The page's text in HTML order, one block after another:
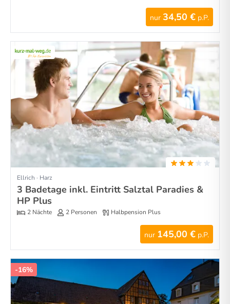
nur 34,50 € p.P.
Ellrich · Harz
3 Badetage inkl. Eintritt Salztal Paradies &
HP Plus
2 Nächte 2 Personen Halbpension Plus
nur 145,00 € p.P.
-16%